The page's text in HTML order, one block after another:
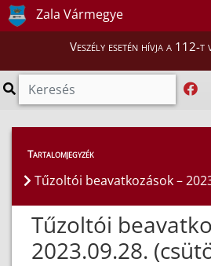
Zala Vármegye
Veszély esetén hívja a 112-
Híreink > Hírek
Tartalomjegyzék
Tűzoltói beavatkozások –
Tűzoltói
2023.09.28.